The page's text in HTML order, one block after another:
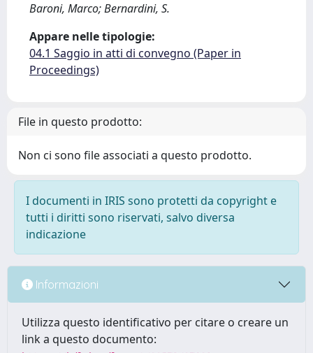
Baroni, Marco; Bernardini, S.
Appare nelle tipologie:
04.1 Saggio in atti di convegno (Paper in
Proceedings)
File in questo prodotto:
Non ci sono file associati a questo prodotto.
I documenti in IRIS sono protetti da copyright e
tutti i diritti sono riservati, salvo diversa
indicazione
Informazioni
Utilizza questo identificativo per citare o creare un
link a questo documento: